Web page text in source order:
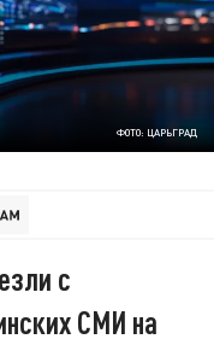
ФОТО: ЦАРЬГРАД
с
СМИ на